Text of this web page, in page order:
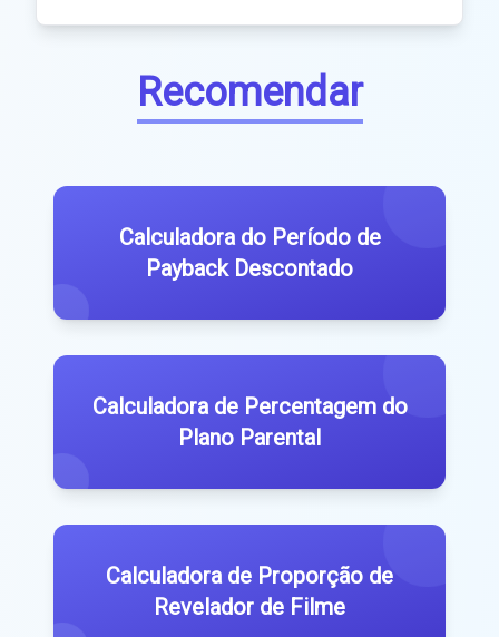
Recomendar
Calculadora do Período de
Payback Descontado
Calculadora de Percentagem do
Plano Parental
Calculadora de Proporção de
Revelador de Filme